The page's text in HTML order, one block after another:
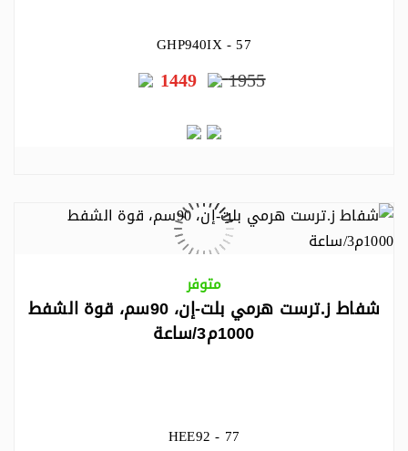
GHP940IX - 57
1955
1449
متوفر
شفاط ز.ترست هرمي بلت-إن، 90سم، قوة الشفط
1000م3/ساعة
HEE92 - 77